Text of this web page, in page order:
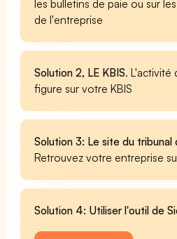
les bulletins de paie ou sur
de l'entreprise
Solution 2, LE KBIS. L'activité
figure sur votre KBIS
Solution 3: Le site du
Retrouvez votre entreprise
Solution 4: Utiliser l'outil de